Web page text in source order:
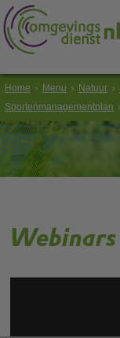
Home Menu Natuur
Soortenmanagementplan
Webinars